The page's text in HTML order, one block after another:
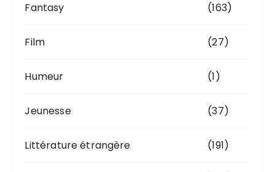
Fantasy (163)
Film (27)
Humeur (1)
Jeunesse (37)
Littérature étrangère (191)